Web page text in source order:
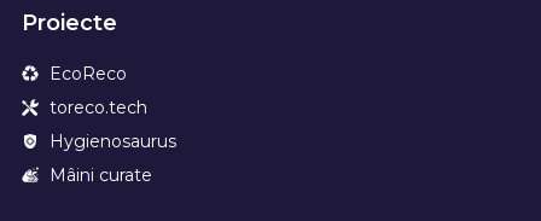
Proiecte
EcoReco
toreco.tech
Hygienosaurus
Mâini curate